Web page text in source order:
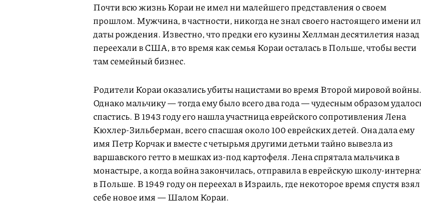
Почти всю жизнь Кораи не имел ни малейшего представления о своем
прошлом. Мужчина, в частности, никогда не знал своего настоящего имени
даты рождения. Известно, что предки его кузины Хеллман десятилетия назад
переехали в США, в то время как семья Кораи осталась в Польше, чтобы вести
там семейный бизнес.
Родители Кораи оказались убиты нацистами во время Второй мировой войны.
Однако мальчику — тогда ему было всего два года — чудесным образом
спастись. В 1943 году его нашла участница еврейского сопротивления Лена
Кюхлер-Зильберман, всего спасшая около 100 еврейских детей. Она дала ему
имя Петр Корчак и вместе с четырьмя другими детьми тайно вывезла из
варшавского гетто в мешках из-под картофеля. Лена спрятала мальчика в
монастыре, а когда война закончилась, отправила в еврейскую школу-
в Польше. В 1949 году он переехал в Израиль, где некоторое время спустя взял
себе новое имя — Шалом Кораи.